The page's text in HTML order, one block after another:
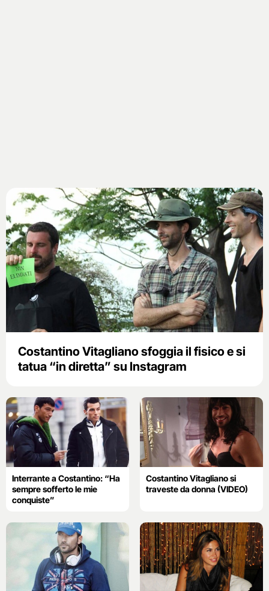
Costantino Vitagliano sfoggia il fisico e si
tatua “in diretta” su Instagram
Interrante a Costantino: “Ha
sempre sofferto le mie
conquiste”
Costantino Vitagliano si
traveste da donna (VIDEO)